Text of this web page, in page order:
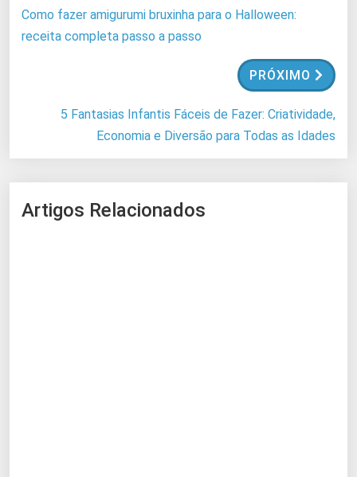
Como fazer amigurumi bruxinha para o Halloween:
receita completa passo a passo
PRÓXIMO
5 Fantasias Infantis Fáceis de Fazer: Criatividade,
Economia e Diversão para Todas as Idades
Artigos Relacionados